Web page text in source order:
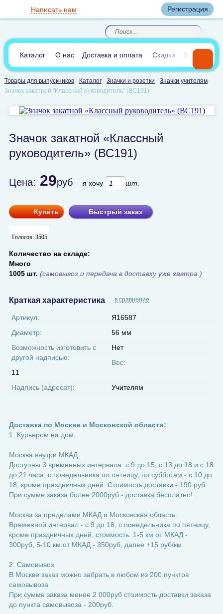
Регистрация
8(812)385-66-65
8(905) 700-70-04
По России звонок
бесплатный
(круглосуточно)
Написать нам
В сравнении:0
Каталог О нас Доставка и оплата Скидки Вопросы и
Товары для выпускников- Каталог- Значки и розетки - Значки учителям-
Значок закатной "Классный руководитель" (ВС191)
Значок закатной «Классный
руководитель» (ВС191)
Цена: 29руб я хочу шт.
Купить Быстрый заказ
Голосов: 3505
Количество на складе:
Много
1005 шт. (самовывоз и передача в доставку уже завтра.)
Краткая характеристика в сравнение
Артикул:
Я16587
Диаметр:
56 мм
Возможность изготовить с
другой надписью:
Нет
Вес:
11
Надпись (адресат):
Учителям
Доставка по Москве и Московской области:
1. Курьером на дом.
Москва внутри МКАД.
Доступны 3 временных интервала: с 9 до 15, с 13 до 18 и с 18
до 21 часа, с понедельника по пятницу, по субботам - с 10 до
18, кроме праздничных дней. Стоимость доставки - 190 руб.
При сумме заказа более 2000руб - доставка бесплатно!
Москва за пределами МКАД и Московская область.
Временной интервал - с 9 до 18, с понедельника по пятницу,
кроме праздничных дней, стоимость: 1-5 км от МКАД -
300руб, 5-10 км от МКАД - 350руб, далее +15 руб/км.
2. Самовывоз.
В Москве заказ можно забрать в любом из 200 пунктов
самовывоза
При сумме заказа менее 2 000руб стоимость доставки заказа
до пункта самовывоза - 200руб.